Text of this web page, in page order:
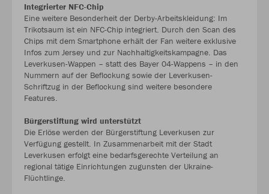
Integrierter NFC-Chip
Eine weitere Besonderheit der Derby-Arbeitskleidung: Im
Trikotsaum ist ein NFC-Chip integriert. Durch den Scan des
Chips mit dem Smartphone erhält der Fan weitere exklusive
Infos zum Jersey und zur Nachhaltigkeitskampagne. Das
Leverkusen-Wappen – statt des Bayer 04-Wappens – in den
Nummern auf der Beflockung sowie der Leverkusen-
Schriftzug in der Beflockung sind weitere besondere
Features.
Bürgerstiftung wird unterstützt
Die Erlöse werden der Bürgerstiftung Leverkusen zur
Verfügung gestellt. In Zusammenarbeit mit der Stadt
Leverkusen erfolgt eine bedarfsgerechte Verteilung an
regional tätige Einrichtungen zugunsten der Ukraine-
Flüchtlinge.